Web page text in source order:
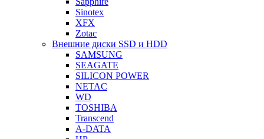
Sinotex
XFX
Zotac
Внешние диски SSD и HDD
SAMSUNG
SEAGATE
SILICON POWER
NETAC
WD
TOSHIBA
Transcend
A-DATA